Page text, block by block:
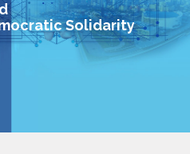
Solidarity